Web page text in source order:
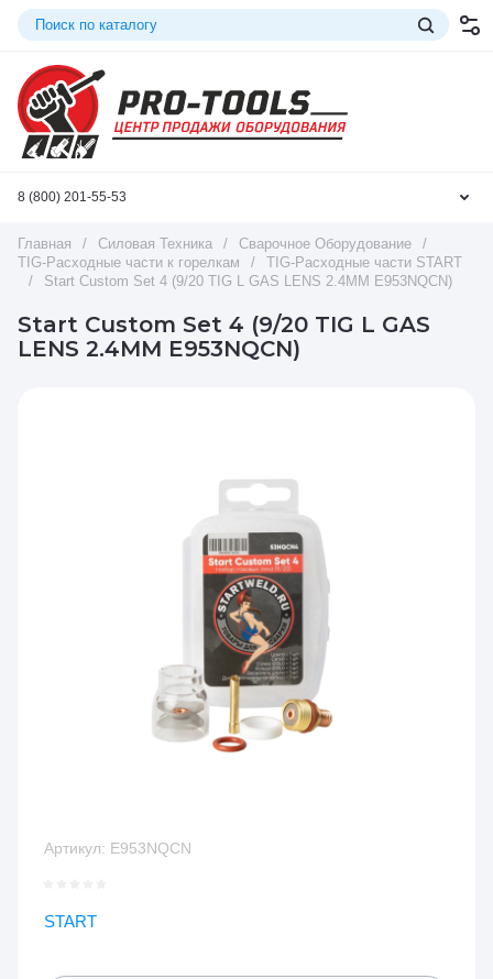
8 (800) 201-55-53
Главная / Силовая Техника / Сварочное Оборудование
/
TIG-Расходные части к горелкам
/
TIG-Расходные части START
/
Start Custom Set 4 (9/20 TIG L GAS LENS 2.4MM E953NQCN)
Start Custom Set 4 (9/20 TIG L GAS
LENS 2.4MM E953NQCN)
Артикул: E953NQCN
START